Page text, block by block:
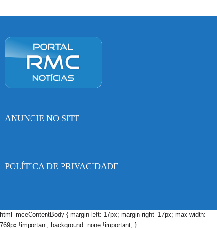
ANUNCIE NO SITE
POLÍTICA DE PRIVACIDADE
html .mceContentBody { margin-left: 17px; margin-right: 17px; max-width:
769px !important; background: none !important; }